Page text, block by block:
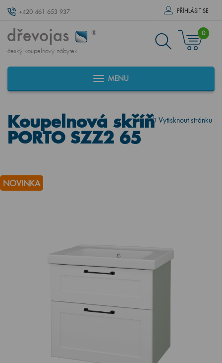
+420 461 653 937 PŘÍHLÁSIT SE
český koupelnový nábytek
0
MENU
Vytisknout stránku
Koupelnová skříň
PORTO SZZ2 65
NOVINKA